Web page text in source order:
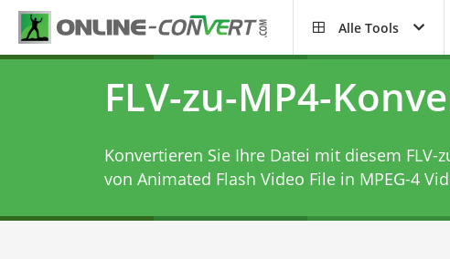
Alle Tools
FLV-zu-MP4-
Konvertieren Sie Ihre Datei mit diesem FLV-
von Animated Flash Video File in MPEG-4